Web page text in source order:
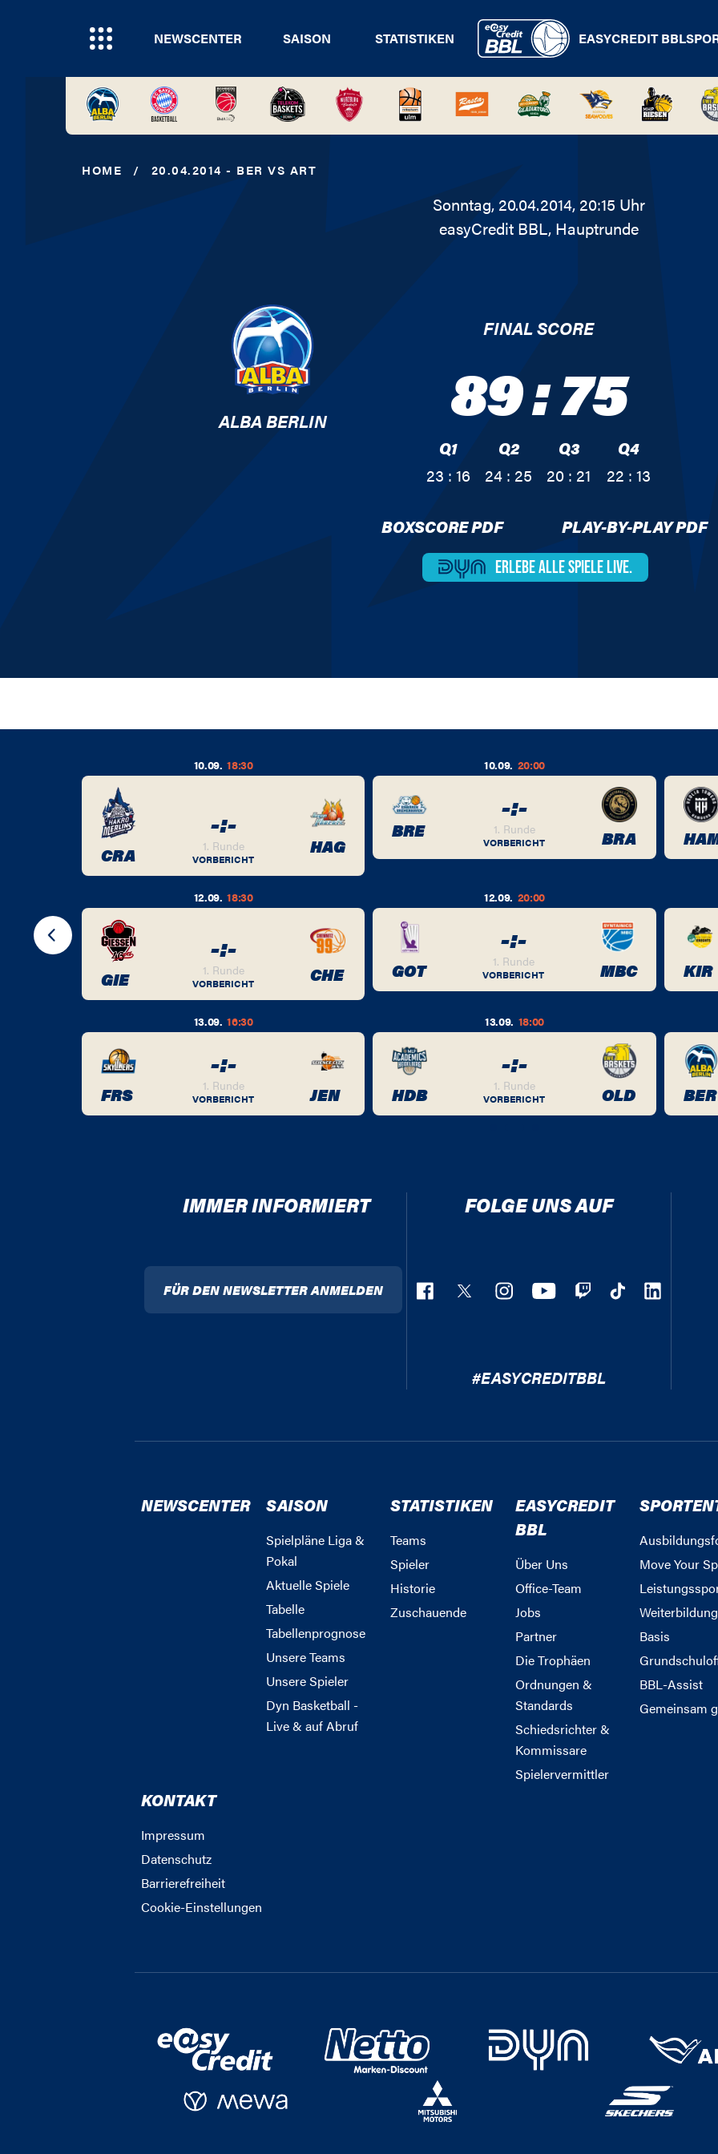
NEWSCENTER SAISON STATISTIKEN EASYCREDIT BBL
HOME / 20.04.2014 - BER VS ART
Sonntag, 20.04.2014, 20:15 Uhr
easyCredit BBL, Hauptrunde
ALBA BERLIN
FINAL SCORE
89:75
Q1
23 : 16
Q2
24 : 25
Q3
20 : 21
Q4
22 : 13
BOXSCORE PDF PLAY-BY-PLAY PDF
ERLEBE ALLESPIELE LIVE.
BER
10.09. 18:30
CRA
-:-
1. Runde
VORBERICHT
HAG
10.09. 20:00
BRE
-:-
1. Runde
VORBERICHT BRA
12.09. 18:30
GIE
-:-
1. Runde
VORBERICHT CHE
12.09. 20:00
GOT
-:-
1. Runde
VORBERICHT MBC KIR
13.09. 16:30
FRS
-:-
1. Runde
VORBERICHT JEN
13.09. 18:00
HDB
-:-
1. Runde
VORBERICHT OLD BER
IMMER INFORMIERT
FÜR DEN NEWSLETTER ANMELDEN
FOLGE UNS AUF
#EASYCREDITBBL
NEWSCENTER SAISON
Spielpläne Liga &
Pokal
Aktuelle Spiele
Tabelle
Tabellenprognose
Unsere Teams
Unsere Spieler
Dyn Basketball -
Live & auf Abruf
STATISTIKEN
Teams
Spieler
Historie
Zuschauende
EASYCREDIT
BBL
Über Uns
Office-Team
Jobs
Partner
Die Trophäen
Ordnungen &
Standards
Schiedsrichter &
Kommissare
Spielervermittler
Move Your
Weiterbildung
Basis
BBL-Assist
Gemeinsam
KONTAKT
Impressum
Datenschutz
Barrierefreiheit
Cookie-Einstellungen